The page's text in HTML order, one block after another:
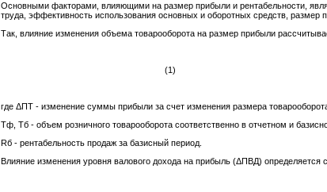
Основными факторами, влияющими на размер прибыли и рентабельности,
труда, эффективность использования основных и оборотных средств, размер
Так, влияние изменения объема товарооборота на размер прибыли
(1)
где ΔПТ - изменение суммы прибыли за счет изменения размера
Тф, Тб - объем розничного товарооборота соответственно в отчетном и
Rб - рентабельность продаж за базисный период.
Влияние изменения уровня валового дохода на прибыль (ΔПВД)